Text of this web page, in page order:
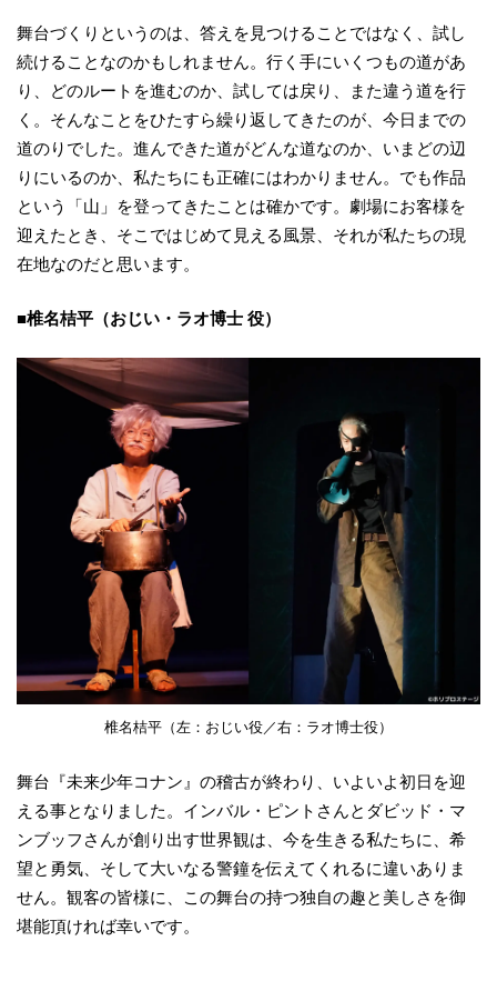
舞台づくりというのは、答えを見つけることではなく、試し
続けることなのかもしれません。行く手にいくつもの道があ
り、どのルートを進むのか、試しては戻り、また違う道を行
く。そんなことをひたすら繰り返してきたのが、今日までの
道のりでした。進んできた道がどんな道なのか、いまどの辺
りにいるのか、私たちにも正確にはわかりません。でも作品
という「山」を登ってきたことは確かです。劇場にお客様を
迎えたとき、そこではじめて見える風景、それが私たちの現
在地なのだと思います。
■椎名桔平（おじい・ラオ博士 役）
椎名桔平（左：おじい役／右：ラオ博士役）
舞台『未来少年コナン』の稽古が終わり、いよいよ初日を迎
える事となりました。インバル・ピントさんとダビッド・マ
ンブッフさんが創り出す世界観は、今を生きる私たちに、希
望と勇気、そして大いなる警鐘を伝えてくれるに違いありま
せん。観客の皆様に、この舞台の持つ独自の趣と美しさを御
堪能頂ければ幸いです。